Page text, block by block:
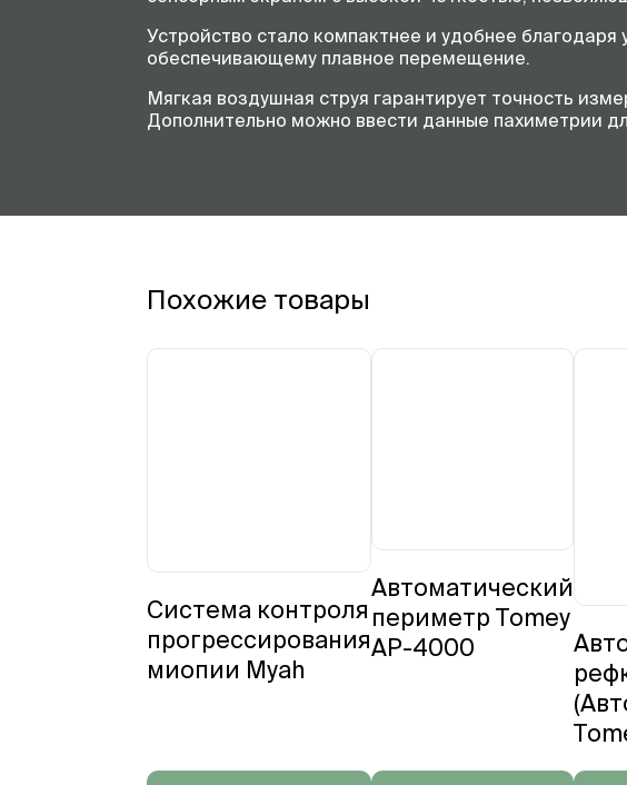
Устройство стало компактнее и удобнее
обеспечивающему плавное перемещение.
Мягкая воздушная струя гарантирует точность
Дополнительно можно ввести данные пахиметрии
Похожие товары
Система контроля
прогрессирования
миопии Myah
Автоматический
периметр Tomey
AP-4000